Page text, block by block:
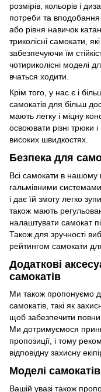
розмірів, кольорів і
потреби та вподобання
або рівня навичок
триколісні самокати,
забезпечуючи їм
чотириколісні моделі
вчаться ходити.
Крім того, у нас є і
самокатів для більш
мають легку і міцну
освоювати різні трюки
високих швидкостях.
Безпека для
Всі самокати в нашому
гальмівними
і дає їй змогу легко
також мають
налаштувати самокат
Також для зручності
рейтингом самокати
Додаткові
самокатів
Ми також пропонуємо
самокатів, такі як
щоб забезпечити
Ми дотримуємося
пропозиції, і тому
відповідну захисну
Моделі
Вашій увазі також